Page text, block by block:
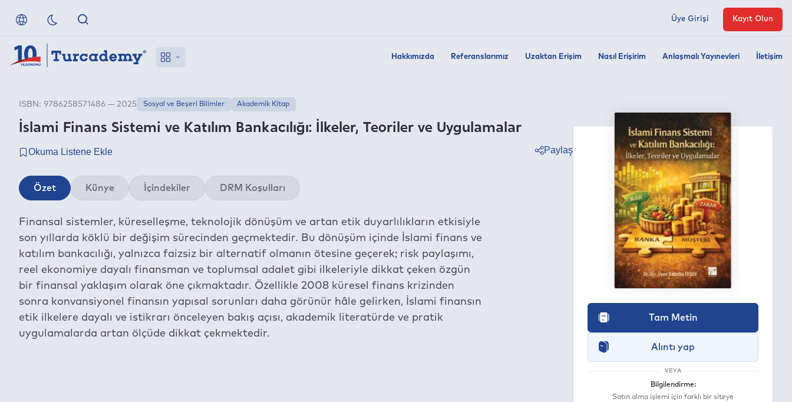
Hakkımızda Referanslarımız Uzaktan Erişim Nasıl Erişirim Anlaşmalı Yayınevleri İletişim
Üye Girişi Kayıt Olun
İslami Finans Sistemi ve Katılım Bankacılığı: İlkeler, Teoriler ve Uygulamalar
ISBN: 9786258571486 — 2025 Sosyal ve Beşeri Bilimler Akademik Kitap
Paylaş
Özet Künye İçindekiler DRM Koşulları
Finansal sistemler, küreselleşme, teknolojik dönüşüm ve artan etik duyarlılıkların etkisiyle
son yıllarda köklü bir değişim sürecinden geçmektedir. Bu dönüşüm içinde İslami finans ve
katılım bankacılığı, yalnızca faizsiz bir alternatif olmanın ötesine geçerek; risk paylaşımı,
reel ekonomiye dayalı finansman ve toplumsal adalet gibi ilkeleriyle dikkat çeken özgün
bir finansal yaklaşım olarak öne çıkmaktadır. Özellikle 2008 küresel finans krizinden
sonra konvansiyonel finansın yapısal sorunları daha görünür hâle gelirken, İslami finansın
etik ilkelere dayalı ve istikrarı önceleyen bakış açısı, akademik literatürde ve pratik
uygulamalarda artan ölçüde dikkat çekmektedir.
Tam Metin
Alıntı yap
VEYA
Bilgilendirme:
Satın alma işlemi için farklı bir siteye